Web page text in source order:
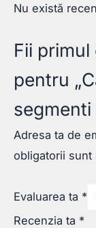
Nu există
Fii
pentru
Adresa ta de
obligatorii sunt
Evaluarea ta *
Recenzia ta *